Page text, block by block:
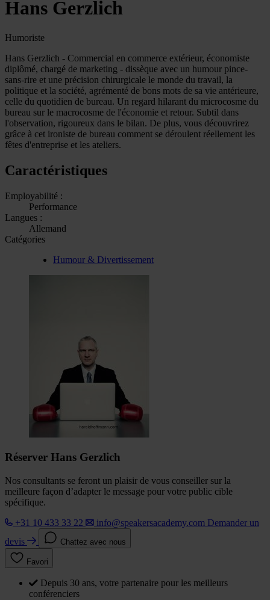
Hans Gerzlich
Humoriste
Hans Gerzlich - Commercial en commerce extérieur, économiste
diplômé, chargé de marketing - dissèque avec un humour pince-
sans-rire et une précision chirurgicale le monde du travail, la
politique et la société, agrémenté de bons mots de sa vie antérieure,
celle du quotidien de bureau. Un regard hilarant du microcosme du
bureau sur le macrocosme de l'économie et retour. Subtil dans
l'observation, rigoureux dans le bilan. De plus, vous découvrirez
grâce à cet ironiste de bureau comment se déroulent réellement les
fêtes d'entreprise et les ateliers.
Caractéristiques
Employabilité :
Performance
Langues :
Allemand
Catégories
Humour & Divertissement
Réserver Hans Gerzlich
Nos consultants se feront un plaisir de vous conseiller sur la
meilleure façon d’adapter le message pour votre public cible
spécifique.
+31 10 433 33 22
info@speakersacademy.com Demander un
devis
Chattez avec nous
Favori
Depuis 30 ans, votre partenaire pour les meilleurs
conférenciers